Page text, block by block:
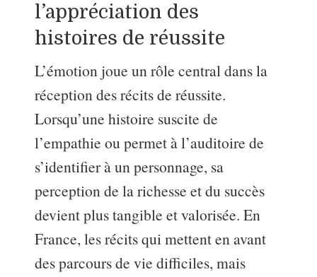
l’appréciation des
histoires de réussite
L’émotion joue un rôle central dans la
réception des récits de réussite.
Lorsqu’une histoire suscite de
l’empathie ou permet à l’auditoire de
s’identifier à un personnage, sa
perception de la richesse et du succès
devient plus tangible et valorisée. En
France, les récits qui mettent en avant
des parcours de vie difficiles, mais